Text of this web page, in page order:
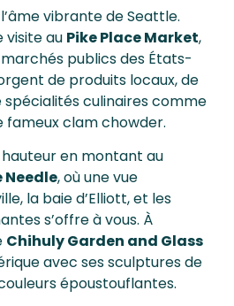
vibrante de Seattle.
visite au Pike Place Market,
marchés publics des États-
de produits locaux, de
spécialités culinaires comme
fameux clam chowder.
hauteur en montant au
Needle, où une vue
la baie d’Elliott, et les
s’offre à vous. À
Chihuly Garden and Glass
avec ses sculptures de
époustouflantes.